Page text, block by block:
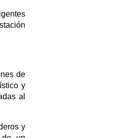
de
y
al
y